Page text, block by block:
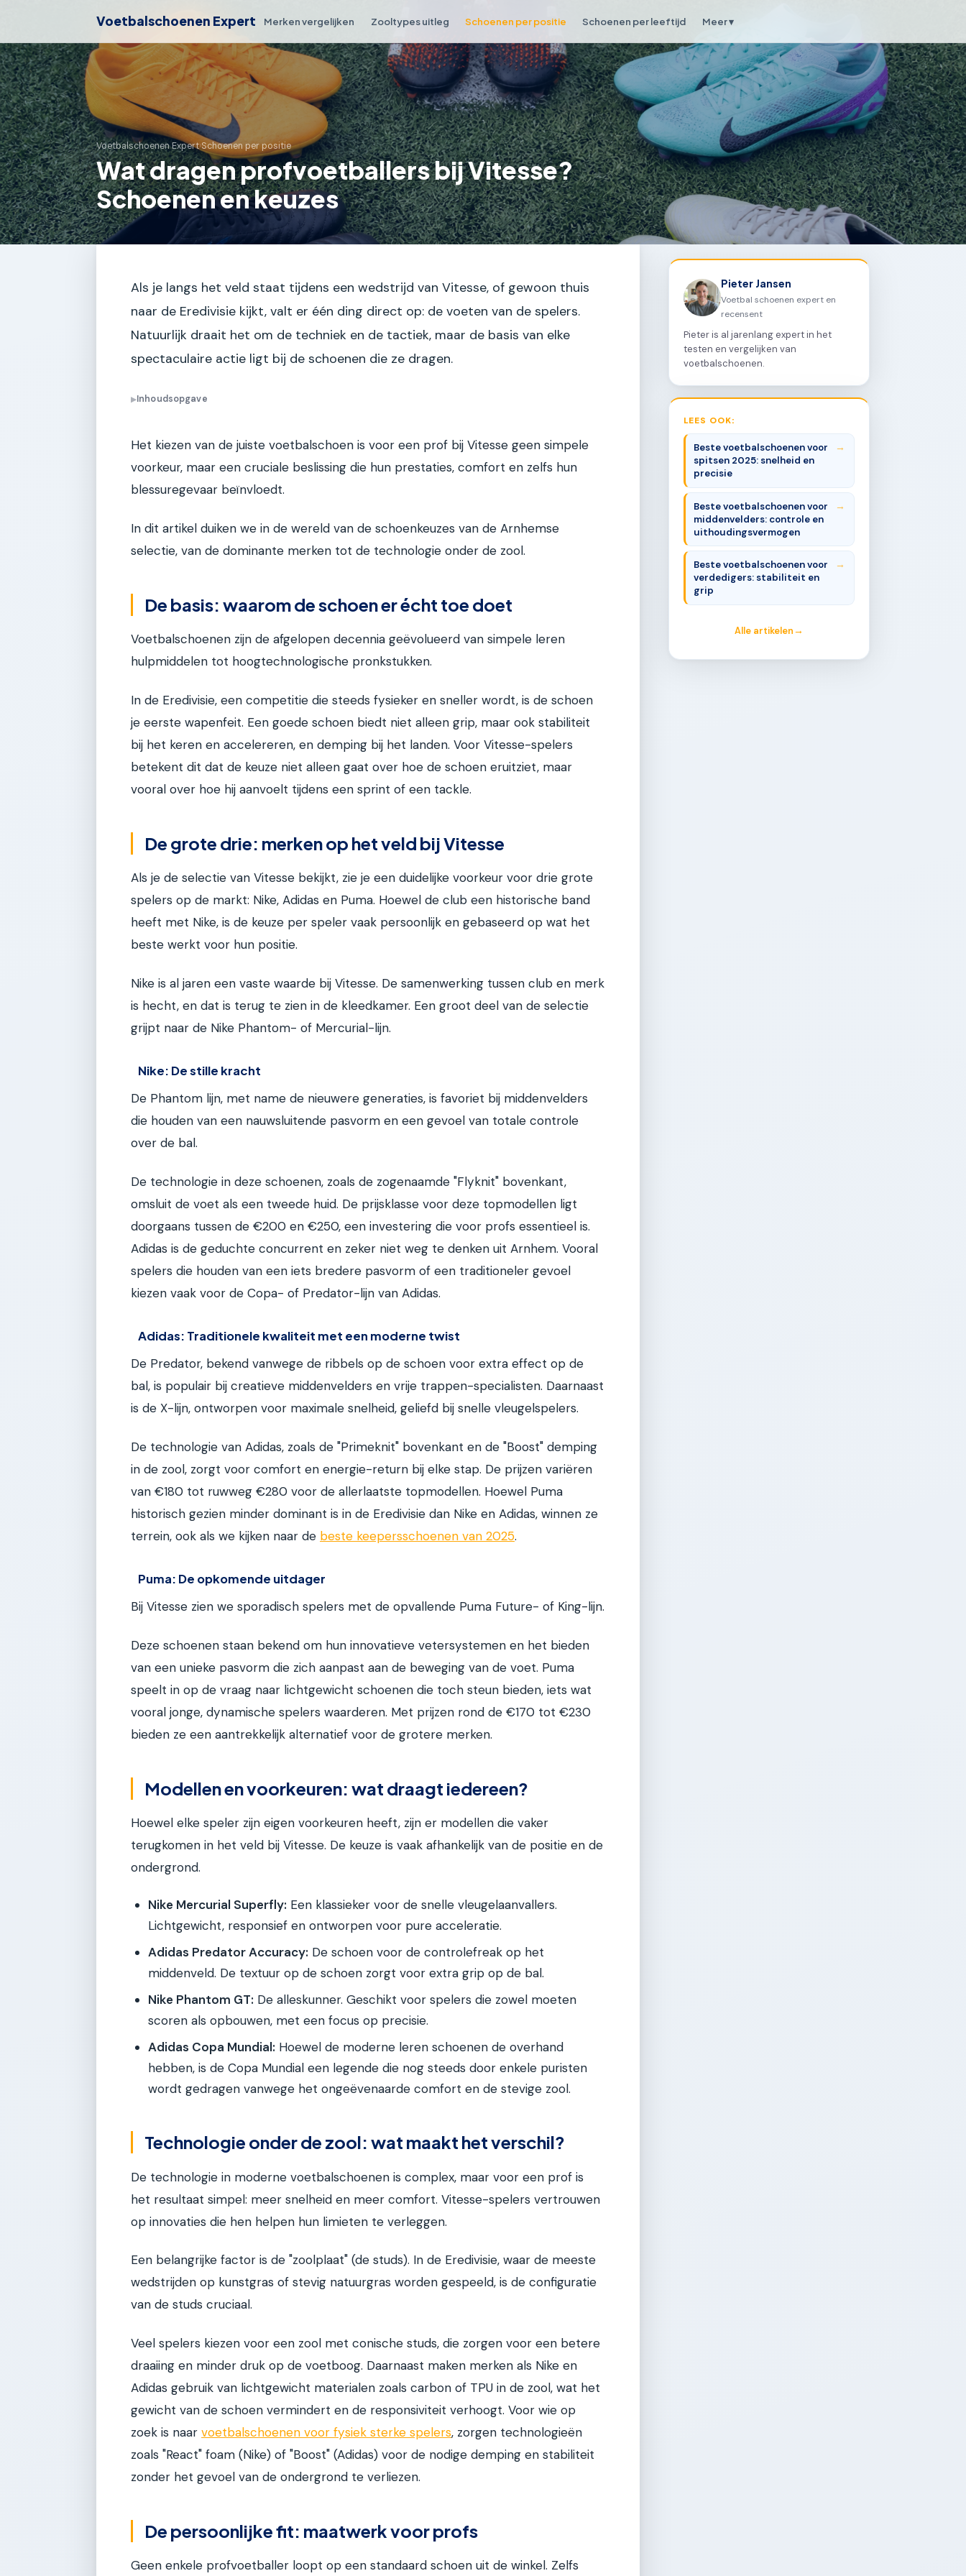
Voetbalschoenen Expert Merken vergelijken Zooltypes uitleg Schoenen per positie Schoenen per leeftijd Meer ▾
Voetbalschoenen Expert›Schoenen per positie
Wat dragen profvoetballers bij Vitesse?
Schoenen en keuzes
Als je langs het veld staat tijdens een wedstrijd van Vitesse, of gewoon thuis
naar de Eredivisie kijkt, valt er één ding direct op: de voeten van de spelers.
Natuurlijk draait het om de techniek en de tactiek, maar de basis van elke
spectaculaire actie ligt bij de schoenen die ze dragen.
▶Inhoudsopgave
Het kiezen van de juiste voetbalschoen is voor een prof bij Vitesse geen simpele
voorkeur, maar een cruciale beslissing die hun prestaties, comfort en zelfs hun
blessuregevaar beïnvloedt.
In dit artikel duiken we in de wereld van de schoenkeuzes van de Arnhemse
selectie, van de dominante merken tot de technologie onder de zool.
De basis: waarom de schoen er écht toe doet
Voetbalschoenen zijn de afgelopen decennia geëvolueerd van simpele leren
hulpmiddelen tot hoogtechnologische pronkstukken.
In de Eredivisie, een competitie die steeds fysieker en sneller wordt, is de schoen
je eerste wapenfeit. Een goede schoen biedt niet alleen grip, maar ook stabiliteit
bij het keren en accelereren, en demping bij het landen. Voor Vitesse-spelers
betekent dit dat de keuze niet alleen gaat over hoe de schoen eruitziet, maar
vooral over hoe hij aanvoelt tijdens een sprint of een tackle.
De grote drie: merken op het veld bij Vitesse
Als je de selectie van Vitesse bekijkt, zie je een duidelijke voorkeur voor drie grote
spelers op de markt: Nike, Adidas en Puma. Hoewel de club een historische band
heeft met Nike, is de keuze per speler vaak persoonlijk en gebaseerd op wat het
beste werkt voor hun positie.
Nike is al jaren een vaste waarde bij Vitesse. De samenwerking tussen club en merk
is hecht, en dat is terug te zien in de kleedkamer. Een groot deel van de selectie
grijpt naar de Nike Phantom- of Mercurial-lijn.
Nike: De stille kracht
De Phantom lijn, met name de nieuwere generaties, is favoriet bij middenvelders
die houden van een nauwsluitende pasvorm en een gevoel van totale controle
over de bal.
De technologie in deze schoenen, zoals de zogenaamde "Flyknit" bovenkant,
omsluit de voet als een tweede huid. De prijsklasse voor deze topmodellen ligt
doorgaans tussen de €200 en €250, een investering die voor profs essentieel is.
Adidas is de geduchte concurrent en zeker niet weg te denken uit Arnhem. Vooral
spelers die houden van een iets bredere pasvorm of een traditioneler gevoel
kiezen vaak voor de Copa- of Predator-lijn van Adidas.
Adidas: Traditionele kwaliteit met een moderne twist
De Predator, bekend vanwege de ribbels op de schoen voor extra effect op de
bal, is populair bij creatieve middenvelders en vrije trappen-specialisten. Daarnaast
is de X-lijn, ontworpen voor maximale snelheid, geliefd bij snelle vleugelspelers.
De technologie van Adidas, zoals de "Primeknit" bovenkant en de "Boost" demping
in de zool, zorgt voor comfort en energie-return bij elke stap. De prijzen variëren
van €180 tot ruwweg €280 voor de allerlaatste topmodellen. Hoewel Puma
historisch gezien minder dominant is in de Eredivisie dan Nike en Adidas, winnen ze
terrein, ook als we kijken naar de beste keepersschoenen van 2025.
Puma: De opkomende uitdager
Bij Vitesse zien we sporadisch spelers met de opvallende Puma Future- of King-lijn.
Deze schoenen staan bekend om hun innovatieve vetersystemen en het bieden
van een unieke pasvorm die zich aanpast aan de beweging van de voet. Puma
speelt in op de vraag naar lichtgewicht schoenen die toch steun bieden, iets wat
vooral jonge, dynamische spelers waarderen. Met prijzen rond de €170 tot €230
bieden ze een aantrekkelijk alternatief voor de grotere merken.
Modellen en voorkeuren: wat draagt iedereen?
Hoewel elke speler zijn eigen voorkeuren heeft, zijn er modellen die vaker
terugkomen in het veld bij Vitesse. De keuze is vaak afhankelijk van de positie en de
ondergrond.
Nike Mercurial Superfly: Een klassieker voor de snelle vleugelaanvallers.
Lichtgewicht, responsief en ontworpen voor pure acceleratie.
Adidas Predator Accuracy: De schoen voor de controlefreak op het
middenveld. De textuur op de schoen zorgt voor extra grip op de bal.
Nike Phantom GT: De alleskunner. Geschikt voor spelers die zowel moeten
scoren als opbouwen, met een focus op precisie.
Adidas Copa Mundial: Hoewel de moderne leren schoenen de overhand
hebben, is de Copa Mundial een legende die nog steeds door enkele puristen
wordt gedragen vanwege het ongeëvenaarde comfort en de stevige zool.
Technologie onder de zool: wat maakt het verschil?
De technologie in moderne voetbalschoenen is complex, maar voor een prof is
het resultaat simpel: meer snelheid en meer comfort. Vitesse-spelers vertrouwen
op innovaties die hen helpen hun limieten te verleggen.
Een belangrijke factor is de "zoolplaat" (de studs). In de Eredivisie, waar de meeste
wedstrijden op kunstgras of stevig natuurgras worden gespeeld, is de configuratie
van de studs cruciaal.
Veel spelers kiezen voor een zool met conische studs, die zorgen voor een betere
draaiing en minder druk op de voetboog. Daarnaast maken merken als Nike en
Adidas gebruik van lichtgewicht materialen zoals carbon of TPU in de zool, wat het
gewicht van de schoen vermindert en de responsiviteit verhoogt. Voor wie op
zoek is naar voetbalschoenen voor fysiek sterke spelers, zorgen technologieën
zoals "React" foam (Nike) of "Boost" (Adidas) voor de nodige demping en stabiliteit
zonder het gevoel van de ondergrond te verliezen.
De persoonlijke fit: maatwerk voor profs
Geen enkele profvoetballer loopt op een standaard schoen uit de winkel. Zelfs
Pieter Jansen
Voetbal schoenen expert en
recensent
Pieter is al jarenlang expert in het
testen en vergelijken van
voetbalschoenen.
LEES OOK:
Beste voetbalschoenen voor
spitsen 2025: snelheid en
precisie
Beste voetbalschoenen voor
middenvelders: controle en
uithoudingsvermogen
Beste voetbalschoenen voor
verdedigers: stabiliteit en
grip
Alle artikelen